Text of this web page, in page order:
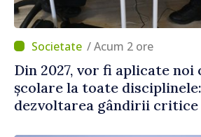
/ Acum 2 ore
Din 2027, vor fi aplicate
școlare la toate
dezvoltarea gândirii critice